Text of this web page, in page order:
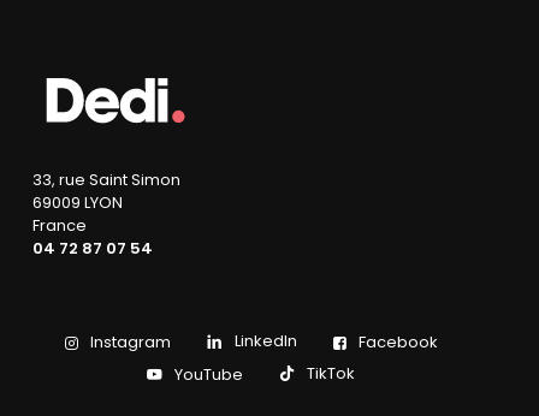
33, rue Saint Simon
69009 LYON
France
04 72 87 07 54
Instagram LinkedIn
Facebook
YouTube
TikTok